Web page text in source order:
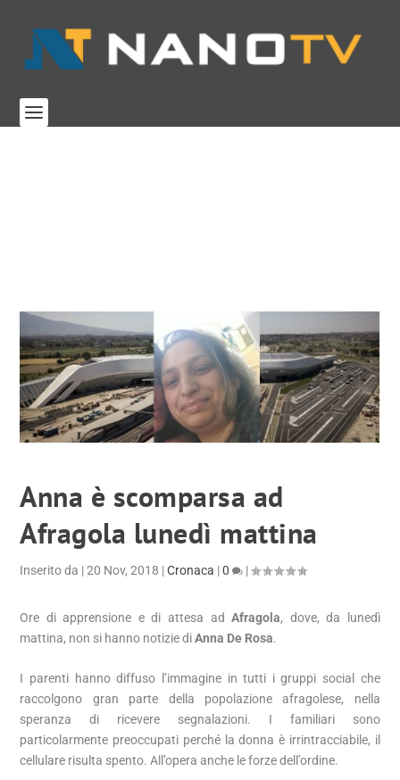
Anna è scomparsa ad
Afragola lunedì mattina
Inserito da |20 Nov, 2018 |Cronaca |0 |
Ore di apprensione e di attesa adAfragola, dove, da lunedì
mattina, non si hanno notizie diAnna De Rosa.
I parenti hanno diffuso l’immagine in tutti i gruppi social che
raccolgono gran parte della popolazione afragolese, nella
speranza di ricevere segnalazioni. I familiari sono
particolarmente preoccupati perché la donna è irrintracciabile, il
cellulare risulta spento. All’opera anche le forze dell’ordine.